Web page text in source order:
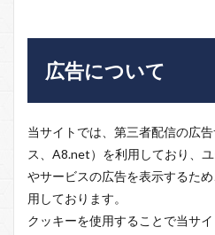
広告について
当サイトでは、第三者配信の広
ス、A8.net）を利用しており、
やサービスの広告を表示するた
用しております。
クッキーを使用することで当サ